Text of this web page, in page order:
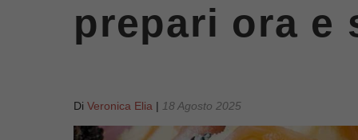
prepari ora e
Di Veronica Elia | 18 Agosto 2025